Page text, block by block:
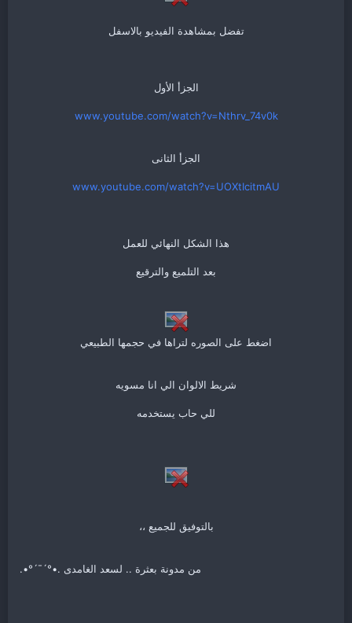
تفضل بمشاهدة الفيديو بالاسفل
الجزأ الأول
www.youtube.com/watch?v=Nthrv_74v0k
الجزأ الثانى
www.youtube.com/watch?v=UOXtIcitmAU
هذا الشكل النهائي للعمل
بعد التلميع والترقيع
اضغط على الصوره لتراها في حجمها الطبيعي
شريط الالوان الي انا مسويه
للي حاب يستخدمه
بالتوفيق للجميع ،،
من مدونة بعثرة .. لسعد الغامدى .•°´¯´°•.